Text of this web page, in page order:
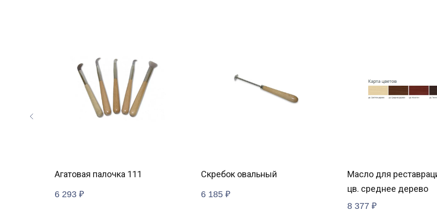
Агатовая палочка 111
6 293 ₽
Скребок овальный
6 185 ₽
Масло для
цв. среднее дерево
8 377 ₽